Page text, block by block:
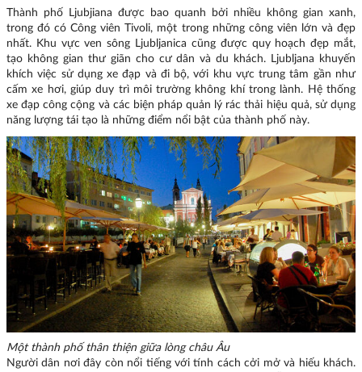
Thành phố Ljubjiana được bao quanh bởi nhiều không gian xanh,
trong đó có Công viên Tivoli, một trong những công viên lớn và đẹp
nhất. Khu vực ven sông Ljubljanica cũng được quy hoạch đẹp mắt,
tạo không gian thư giãn cho cư dân và du khách. Ljubljana khuyến
khích việc sử dụng xe đạp và đi bộ, với khu vực trung tâm gần như
cấm xe hơi, giúp duy trì môi trường không khí trong lành. Hệ thống
xe đạp công cộng và các biện pháp quản lý rác thải hiệu quả, sử dụng
năng lượng tái tạo là những điểm nổi bật của thành phố này.
Một thành phố thân thiện giữa lòng châu Âu
Người dân nơi đây còn nổi tiếng với tính cách cởi mở và hiếu khách.